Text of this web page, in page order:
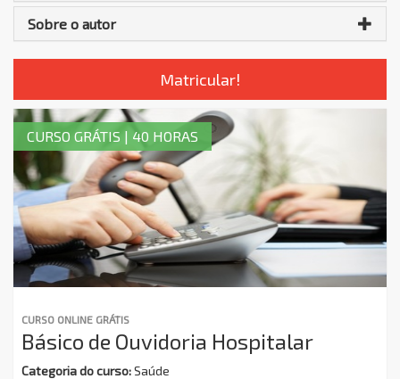
Sobre o autor
Matricular!
CURSO ONLINE GRÁTIS
Básico de Ouvidoria Hospitalar
Categoria do curso:Saúde
CURSO GRÁTIS | 40 HORAS